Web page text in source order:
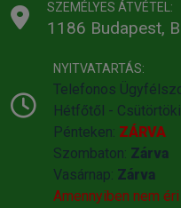
SZEMÉLYES ÁTVÉTEL:
1186 Budapest,
NYITVATARTÁS:
Telefonos
Hétfőtől -
Pénteken: ZÁRVA
Szombaton: Zárva
Vasárnap: Zárva
Amennyiben nem